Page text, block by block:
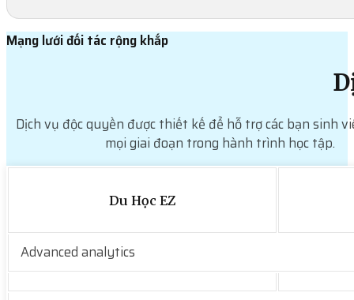
Mạng lưới đối tác rộng khắp
Dịch vụ độc quyền được thiết kế để hỗ trợ các bạn sinh
mọi giai đoạn trong hành trình học tập.
Du Học EZ
Advanced analytics